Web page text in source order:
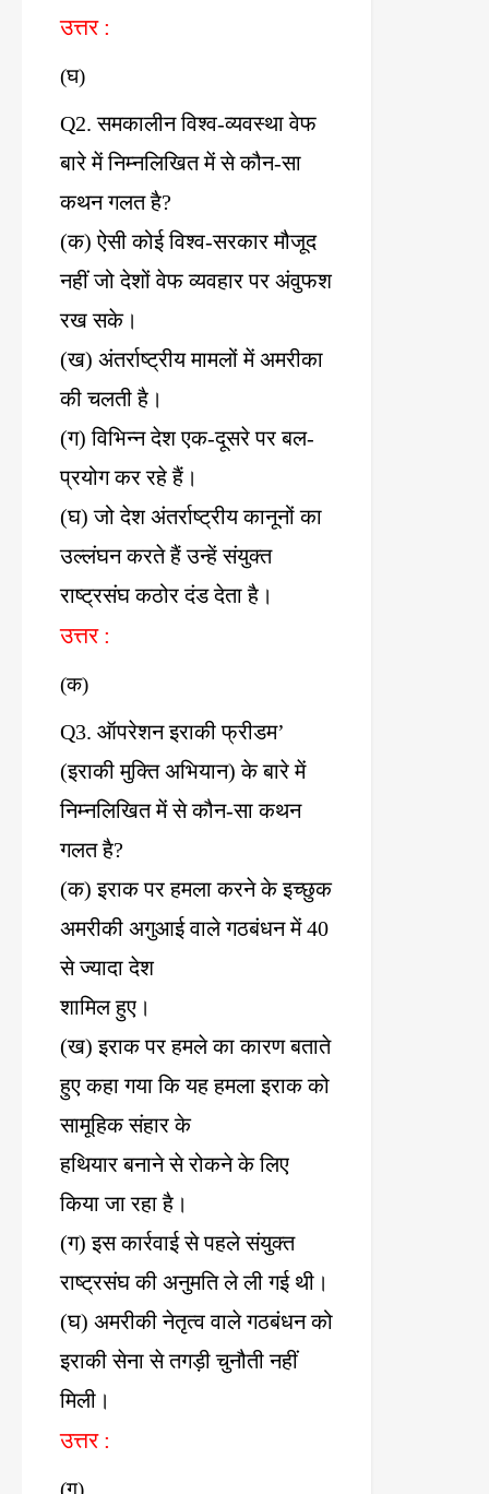
उत्तर:
(घ)
Q2.समकालीन विश्व-व्यवस्था वेफ
बारे में निम्नलिखित में से कौन-सा
कथन गलत है?
(क)ऐसी कोई विश्व-सरकार मौजूद
नहीं जो देशों वेफ व्यवहार पर अंवुफश
रख सके।
(ख) अंतर्राष्ट्रीय मामलों में अमरीका
की चलती है।
(ग)विभिन्न देश एक-दूसरे पर बल-
प्रयोग कर रहे हैं।
(घ)जो देश अंतर्राष्ट्रीय कानूनों का
उल्लंघन करते हैं उन्हें संयुक्त
राष्ट्रसंघ कठोर दंड देता है।
उत्तर:
(क)
Q3. ऑपरेशन इराकी फ्रीडम’
(इराकी मुक्ति अभियान)के बारे में
निम्नलिखित में से कौन-सा कथन
गलत है?
(क)इराक पर हमला करने के इच्छुक
अमरीकी अगुआई वाले गठबंधन में40
से ज्यादा देश
शामिल हुए।
(ख)इराक पर हमले का कारण बताते
हुए कहा गया कि यह हमला इराक को
सामूहिक संहार के
हथियार बनाने से रोकने के लिए
किया जा रहा है।
(ग)इस कार्रवाई से पहले संयुक्त
राष्ट्रसंघ की अनुमति ले ली गई थी।
(घ) अमरीकी नेतृत्व वाले गठबंधन को
इराकी सेना से तगड़ी चुनौती नहीं
मिली।
उत्तर:
(ग)